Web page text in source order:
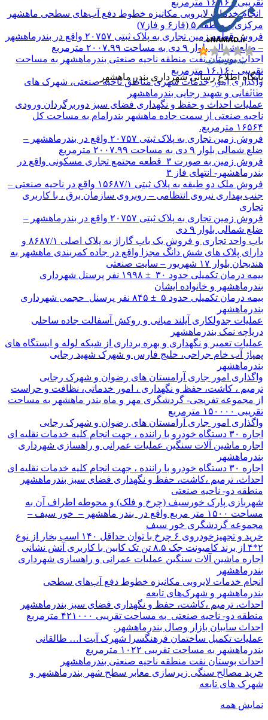
تقریبی ۱۶.۱۶۰ مترمربع
انجام خدمات لایروبی مکانیزه خطوط دفع آب‌های سطحی ماهشهر
مرکزی و منطقه ۵ (فاز۶ و فاز۷)
فروش قطعه زمین تجاری به پلاک ثبتی ۲۰۷۵۷ واقع در بندرماهشهر
– ضلع شمالی بلوار ۹ دی به مساحت ۲۰۰۷.۹۹ مترمربع
احداث بوستان نفت منطقه ناحیه صنعتی بندرماهشهر به مساحت
تقریبی ۱۶.۱۶۰ مترمربع
واگذاری امور خدمات شهری مناطق ناحیه صنعتی، شهرک های
طالقانی و شهید رجایی بندرماهشهر
عملیات احداث و حفظ و نگهداری فضای سبز دوربرگردان ورودی
ناحیه صنعتی از سمت جاده ماهشهر بندرامام به مساحت کل
۱۶۵۶۴ مترمربع.
فروش زمین تجاری به پلاک ثبتی ۲۰۷۵۷ واقع در بندرماهشهر –
ضلع شمالی بلوار ۹ دی به مساحت ۲۰۰۷.۹۹ مترمربع
فروش زمین به صورت ۳ قطعه مجتمع تجاری مسکونی واقع در
بندرماهشهر- انتهای فاز ۳
فروش ملک دو طبقه به پلاک ثبتی ۱۵۶۸۷/۱ واقع در ناحیه صنعتی –
جنب بهداری نیروی انتظامی – روبروی سازمان برق ، با کاربری
تجاری
فروش زمین تجاری به پلاک ثبتی ۲۰۷۵۷ واقع در بندرماهشهر –
ضلع شمالی بلوار ۹ دی
باب واحد تجاری و فروش یک باب گاراژ به پلاک اصلی ۸۶۸۷/۱ و
دارای پلاک های شش دانگ مجزا واقع در جاده کمربندی ماهشهر به
هندیجان بلوار ۱۷ شهریور – سایت صنعتی
بیمه درمان تکمیلی حدود ۳۰ ± ۱۹۹۸ نفر پرسنل شهرداری
بندرماهشهر و خانواده ایشان
بیمه درمان تکمیلی حدود ۵ ± ۸۴۵ نفر پرسنل حجمی شهرداری
بندرماهشهر
عملیات جدولکاری آیلند میانی و روکش آسفالت جاده ساحلی
دریاچه نمک بندرماهشهر
عملیات تعمیر و نگهداری و بهره برداری از شبکه لوله و ایستگاه های
پمپاژ آب خام جراحی، خلیج فارس و شهرک شهید رجایی
بندرماهشهر
واگذاری امور جاری آرامستان های رضوان و شهرک رجایی
ترمیم ، کاشت، حفظ و نگهداری ، امور خدماتی، نظافت و حراست
از مجموعه تفریحی- گردشگری مهر و ماه بندر ماهشهر به مساحت
تقریبی ۱۵۰۰۰۰ مترمربع
واگذاری امور جاری آرامستان های رضوان و شهرک رجایی
اجاره ۳۰ دستگاه خودرو با راننده ، جهت انجام کلیه خدمات نقلیه ای
اجاره ماشین آلات سنگین عملیات عمرانی و راهسازی شهرداری
بندرماهشهر
اجاره ۳۰ دستگاه خودرو با راننده ، جهت انجام کلیه خدمات نقلیه ای
احداث، ترمیم ،کاشت، حفظ و نگهداری فضای سبز بندرماهشهر
منطقه دو- ناحیه صنعتی
شهربازی پارک خورسیف (چرخ و فلک) و محوطه اطراف آن به
مساحت ۱۵۰۰ متر مربع واقع در بندر ماهشهر – خور سیف –
مجموعه گردشگری خور سیف
خرید و تجهیزخودروی ۶ چرخ با توان حداقل ۱۴۰ اسب بخار از نوع
۲*۴ از برند کامیونت جک ۸.۵ تن تک کابین با کاربری آتش نشانی
اجاره ماشین آلات سنگین عملیات عمرانی و راهسازی شهرداری
بندرماهشهر
انجام خدمات لایروبی مکانیزه خطوط دفع آب‌های سطحی
بندرماهشهر و شهرک‌های تابعه
احداث، ترمیم ،کاشت، حفظ و نگهداری فضای سبز بندرماهشهر
منطقه دو- ناحیه صنعتی به مساحت تقریبی ۴۲۱۰۰۰ مترمربع
احداث سایبان بازار وصال بندرماهشهر.
عملیات تکمیل ساختمان فرهنگسرا شهرک آیت ا… طالقانی
بندرماهشهر به مساحت تقریبی ۱۰۲۲ مترمربع
احداث بوستان نفت منطقه ناحیه صنعتی بندرماهشهر
خرید مصالح سنگی زیرسازی معابر سطح شهر بندرماهشهر و
شهرک های تابعه
نمایش همه
پایگاه اطلاع رسانی شهرداری بندر ماهشهر